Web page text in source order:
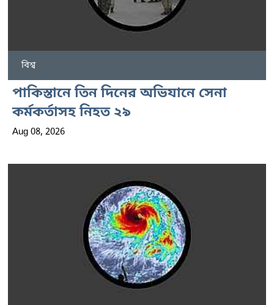
বিশ্ব
পাকিস্তানে তিন দিনের অভিযানে সেনা
কর্মকর্তাসহ নিহত ২৯
Aug 08, 2026